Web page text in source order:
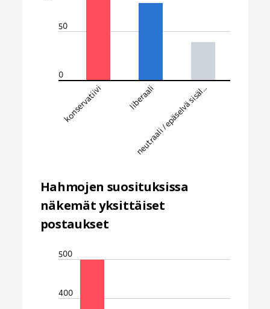
50
0
konservatiivi liberaali
neutraali / epäselvä sisäl…
Hahmojen suosituksissa
näkemät yksittäiset
postaukset
500
400